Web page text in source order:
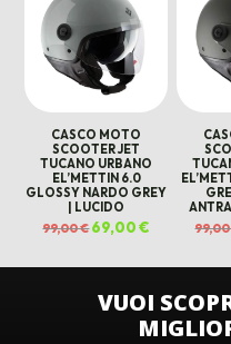
CASCO MOTO
SCOOTER JET
TUCANO URBANO
EL’METTIN 6.0
GLOSSY NARDO GREY
| LUCIDO
99,00€Il
prezzo
99,00 €.
69,00€
69,00 €.
VUOI